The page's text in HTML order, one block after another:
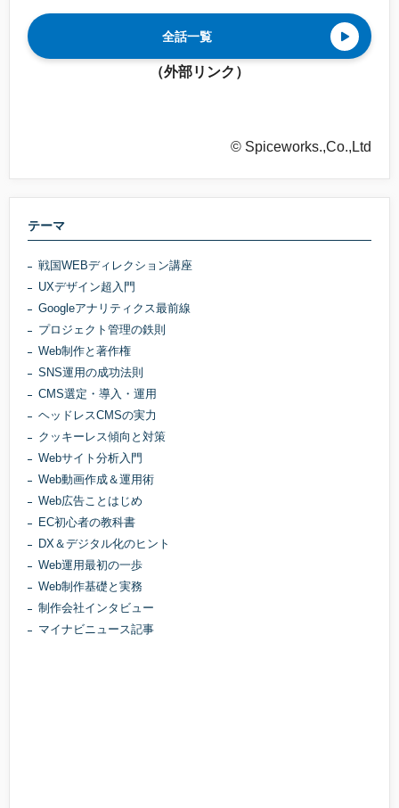
全話一覧
（外部リンク）
© Spiceworks.,Co.,Ltd
テーマ
戦国WEBディレクション講座
UXデザイン超入門
Googleアナリティクス最前線
プロジェクト管理の鉄則
Web制作と著作権
SNS運用の成功法則
CMS選定・導入・運用
ヘッドレスCMSの実力
クッキーレス傾向と対策
Webサイト分析入門
Web動画作成＆運用術
Web広告ことはじめ
EC初心者の教科書
DX＆デジタル化のヒント
Web運用最初の一歩
Web制作基礎と実務
制作会社インタビュー
マイナビニュース記事